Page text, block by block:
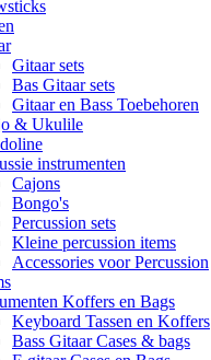
Gitaar sets
Bas Gitaar sets
Gitaar en Bass Toebehoren
& Ukulile
instrumenten
Cajons
Bongo's
Percussion sets
Kleine percussion items
Accessories voor Percussion
Koffers en Bags
Keyboard Tassen en Koffers
Bass Gitaar Cases & bags